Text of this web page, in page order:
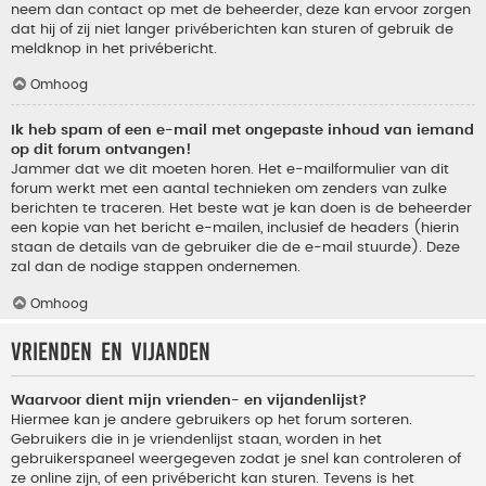
neem dan contact op met de beheerder, deze kan ervoor zorgen
dat hij of zij niet langer privéberichten kan sturen of gebruik de
meldknop in het privébericht.
Omhoog
Ik heb spam of een e-mail met ongepaste inhoud van iemand
op dit forum ontvangen!
Jammer dat we dit moeten horen. Het e-mailformulier van dit
forum werkt met een aantal technieken om zenders van zulke
berichten te traceren. Het beste wat je kan doen is de beheerder
een kopie van het bericht e-mailen, inclusief de headers (hierin
staan de details van de gebruiker die de e-mail stuurde). Deze
zal dan de nodige stappen ondernemen.
Omhoog
Vrienden en vijanden
Waarvoor dient mijn vrienden- en vijandenlijst?
Hiermee kan je andere gebruikers op het forum sorteren.
Gebruikers die in je vriendenlijst staan, worden in het
gebruikerspaneel weergegeven zodat je snel kan controleren of
ze online zijn, of een privébericht kan sturen. Tevens is het